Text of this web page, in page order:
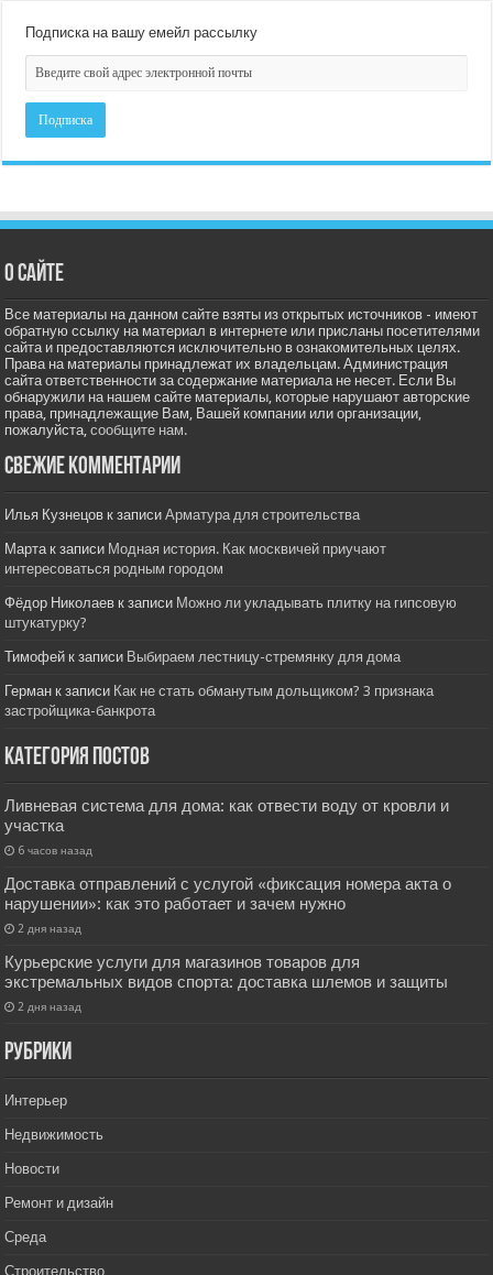
Подписка на вашу емейл рассылку
О сайте
Все материалы на данном сайте взяты из открытых источников - имеют
обратную ссылку на материал в интернете или присланы посетителями
сайта и предоставляются исключительно в ознакомительных целях.
Права на материалы принадлежат их владельцам. Администрация
сайта ответственности за содержание материала не несет. Если Вы
обнаружили на нашем сайте материалы, которые нарушают авторские
права, принадлежащие Вам, Вашей компании или организации,
пожалуйста,сообщите нам.
Свежие комментарии
Илья Кузнецов к записиАрматура для строительства
Мартак записи Модная история. Как москвичей приучают
интересоваться родным городом
Фёдор Николаев к записи Можно ли укладывать плитку на гипсовую
штукатурку?
Тимофей к записи Выбираем лестницу-стремянку для дома
Герман к записи Как не стать обманутым дольщиком? 3 признака
застройщика-банкрота
Категория постов
Ливневая система для дома: как отвести воду от кровли и
участка
6 часов назад
Доставка отправлений с услугой «фиксация номера акта о
нарушении»: как это работает и зачем нужно
2 дня назад
Курьерские услуги для магазинов товаров для
экстремальных видов спорта: доставка шлемов и защиты
2 дня назад
РУбрики
Интерьер
Недвижимость
Новости
Ремонт и дизайн
Среда
Строительство